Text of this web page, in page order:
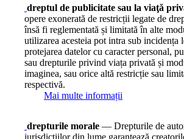
dreptul de publicitate sau la viaţă
opere exonerată de restricții legate de
însă fi reglementată și limitată în alte
utilizarea acesteia pot intra sub incidența
protejarea datelor cu caracter personal,
sau drepturile privind viața privată și
imaginea, sau orice altă restricție sau
respectivă.
Mai multe informații
drepturile morale — Drepturile de